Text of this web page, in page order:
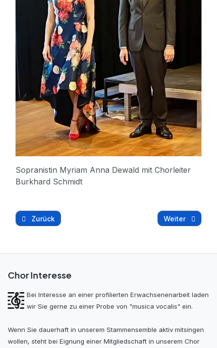
Sopranistin Myriam Anna Dewald mit Chorleiter
Burkhard Schmidt
Vorheriger Beitrag: Geistliches Konzert 2025
Zurück Nächster
Weiter
Chor Interesse
Bei Interesse an einer pro­filierten Erwachs­en­enarbeit laden
wir Sie gerne zu einer Probe von "musica vocalis" ein.
Wenn Sie dauerhaft in unserem Stammensemble aktiv mitsingen
wollen, steht bei Eignung einer Mitglied­schaft in unserem Chor